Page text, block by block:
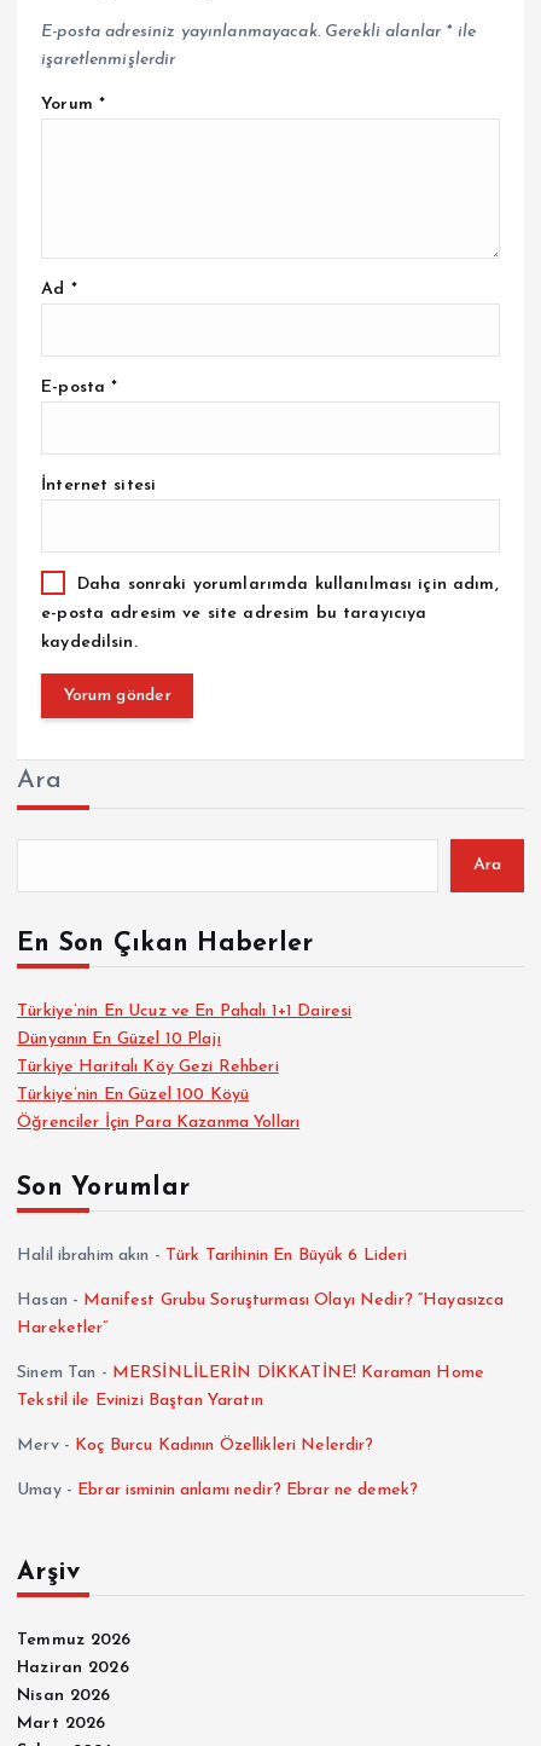
E-posta adresiniz yayınlanmayacak. Gerekli alanlar *ile
işaretlenmişlerdir
Yorum *
Ad *
E-posta*
İnternet sitesi
Daha sonraki yorumlarımda kullanılması için adım,
e-posta adresim ve site adresim bu tarayıcıya
kaydedilsin.
Ara
Ara
En Son Çıkan Haberler
Türkiye’nin En Ucuz ve En Pahalı 1+1 Dairesi
Dünyanın En Güzel 10 Plajı
Türkiye Haritalı Köy Gezi Rehberi
Türkiye’nin En Güzel 100 Köyü
Öğrenciler İçin Para Kazanma Yolları
Son Yorumlar
Halil ibrahim akın - Türk Tarihinin En Büyük 6 Lideri
Hasan - Manifest Grubu Soruşturması Olayı Nedir? “Hayasızca
Hareketler”
Sinem Tan - MERSİNLİLERİN DİKKATİNE! Karaman Home
Tekstil ile Evinizi Baştan Yaratın
Merv- Koç Burcu Kadının Özellikleri Nelerdir?
Umay- Ebrar isminin anlamı nedir? Ebrar ne demek?
Arşiv
Temmuz 2026
Haziran 2026
Nisan 2026
Mart 2026